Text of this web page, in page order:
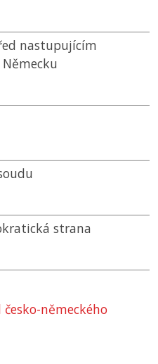
nastupujícím
strana
německého